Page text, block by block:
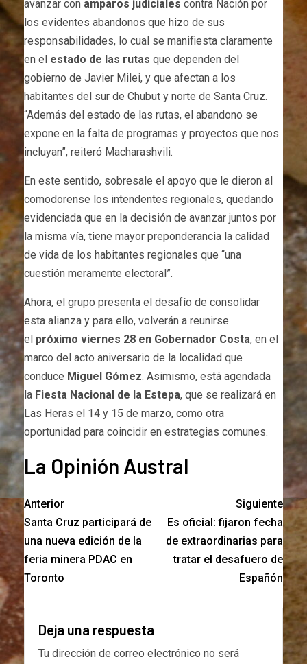
avanzar con amparos judiciales contra Nación por
los evidentes abandonos que hizo de sus
responsabilidades, lo cual se manifiesta claramente
en el estado de las rutas que dependen del
gobierno de Javier Milei, y que afectan a los
habitantes del sur de Chubut y norte de Santa Cruz.
“Además del estado de las rutas, el abandono se
expone en la falta de programas y proyectos que nos
incluyan”, reiteró Macharashvili.
En este sentido, sobresale el apoyo que le dieron al
comodorense los intendentes regionales, quedando
evidenciada que en la decisión de avanzar juntos por
la misma vía, tiene mayor preponderancia la calidad
de vida de los habitantes regionales que “una
cuestión meramente electoral”.
Ahora, el grupo presenta el desafío de consolidar
esta alianza y para ello, volverán a reunirse
el próximo viernes 28 en Gobernador Costa, en el
marco del acto aniversario de la localidad que
conduce Miguel Gómez. Asimismo, está agendada
la Fiesta Nacional de la Estepa, que se realizará en
Las Heras el 14 y 15 de marzo, como otra
oportunidad para coincidir en estrategias comunes.
La Opinión Austral
Anterior
Santa Cruz participará de
una nueva edición de la
feria minera PDAC en
Toronto
Siguiente
Es oficial: fijaron fecha
de extraordinarias para
tratar el desafuero de
Españón
Deja una respuesta
Tu dirección de correo electrónico no será